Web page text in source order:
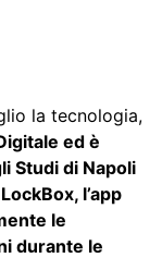
la tecnologia,
ed è
Studi di Napoli
LockBox, l’app
le
durante le